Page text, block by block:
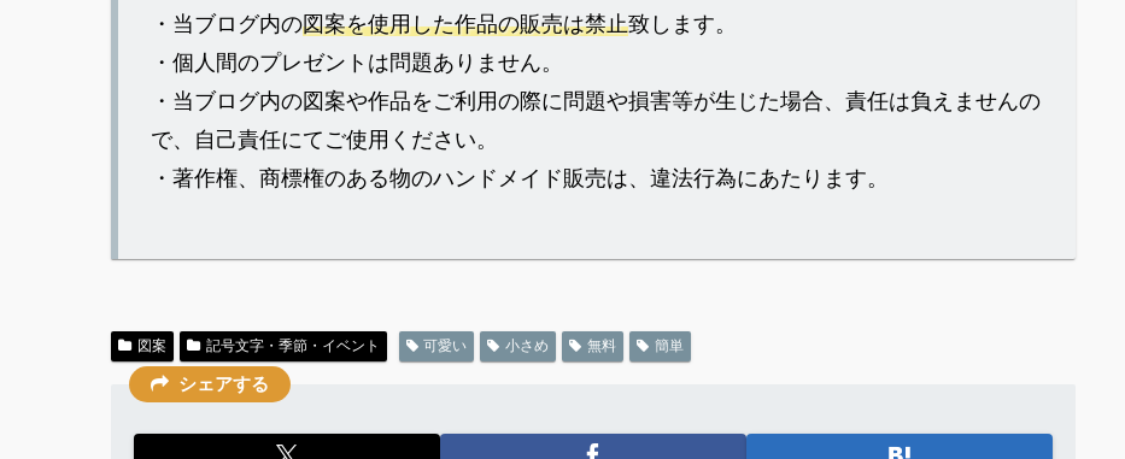
・当ブログ内の図案を使用した作品の販売は禁止致します。
・個人間のプレゼントは問題ありません。
・当ブログ内の図案や作品をご利用の際に問題や損害等が生じた場合、責任は負えませんの
で、自己責任にてご使用ください。
・著作権、商標権のある物のハンドメイド販売は、違法行為にあたります。
図案 記号文字・季節・イベント 可愛い 小さめ 無料 簡単
シェアする